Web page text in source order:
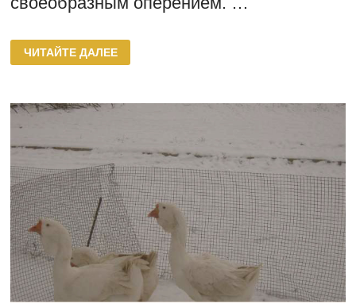
ГУСИ
КУРЧАВОЙ
ПОРОДЫ
ЧИТАЙТЕ ДАЛЕЕ